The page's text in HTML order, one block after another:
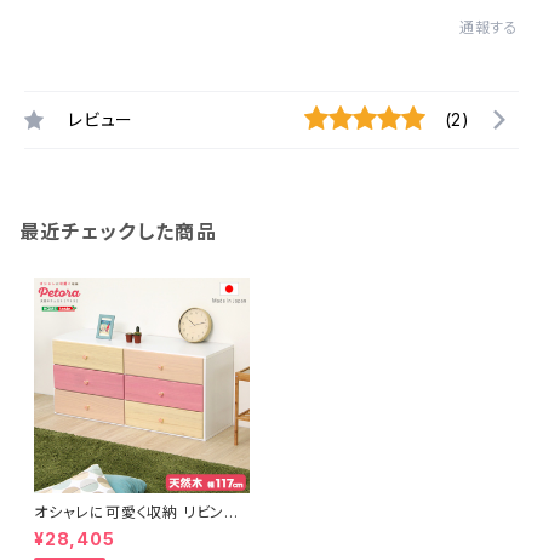
通報する
レビュー (2)
最近チェックした商品
オシャレに可愛く収納 リビング
用ワイドチェスト 3段 幅117cm
天然木（桐）日本製｜petora-
¥28,405